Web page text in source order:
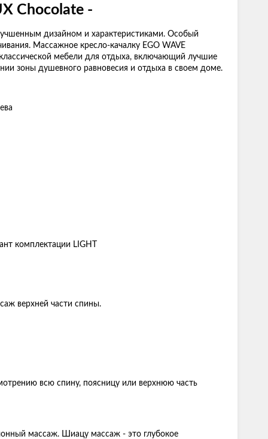
Chocolate -
дизайном и характеристиками. Особый
Массажное кресло-качалку EGO WAVE
мебели для отдыха, включающий лучшие
зоны душевного равновесия и отдыха в своем доме.
комплектации LIGHT
верхней части спины.
всю спину, поясницу или верхнюю часть
массаж. Шиацу массаж - это глубокое